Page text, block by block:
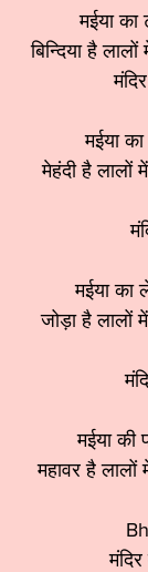
मईया
बिन्दिया है
मईया
मेहंदी है लालों
मईया का
जोड़ा है लालों
मईया
महावर है लालों